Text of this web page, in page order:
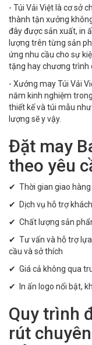
- Túi Vải Việt là cơ sở
thành tận xưởng
đây được sản xuất, in
lượng trên từng sản
ứng nhu cầu cho sự
tặng hay chương trình
- Xưởng may Túi Vải
năm kinh nghiệm
thiết kế và túi mẫu
lượng sẽ y vậy.
Đặt may
theo yêu
✔ Thời gian giao hàng
✔ Dịch vụ hỗ trợ
✔ Chất lượng sản
✔ Tư vấn và hỗ trợ lựa
cầu và sở thích
✔ Giá cả không qua
✔ In ấn logo nổi bật,
Quy trình
rút